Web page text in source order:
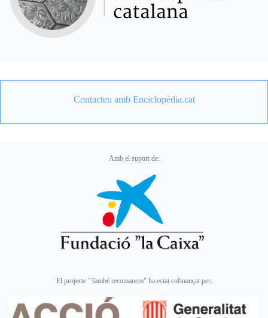
Contacteu amb Enciclopèdia.cat
Amb el suport de:
El projecte "També recomanem" ha estat cofinançat per: